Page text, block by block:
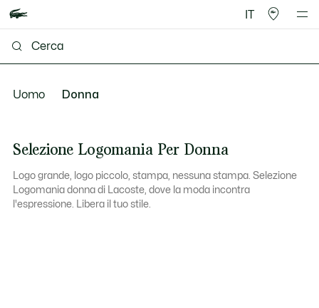
IT
Uomo Donna
Selezione Logomania Per Donna
Logo grande, logo piccolo, stampa, nessuna stampa. Selezione
Logomania donna di Lacoste, dove la moda incontra
l'espressione. Libera il tuo stile.